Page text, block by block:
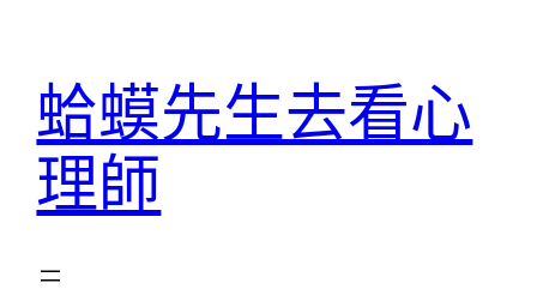
蛤蟆先生去看心
理師